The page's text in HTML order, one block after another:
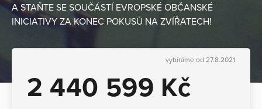
A STAŇTE SE SOUČÁSTÍ EVROPSKÉ OBČANSKÉ
INICIATIVY ZA KONEC POKUSŮ NA ZVÍŘATECH!
vybíráme od 27.8.2021
2 440 599 Kč